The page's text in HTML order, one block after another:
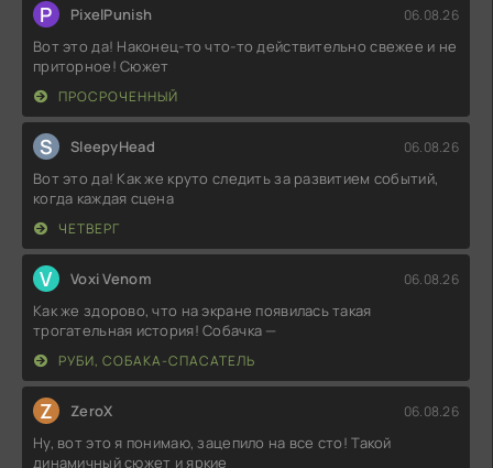
P PixelPunish 06.08.26
Вот это да! Наконец-то что-то действительно свежее и не
приторное! Сюжет
ПРОСРОЧЕННЫЙ
S SleepyHead 06.08.26
Вот это да! Как же круто следить за развитием событий,
когда каждая сцена
ЧЕТВЕРГ
V Voxi Venom 06.08.26
Как же здорово, что на экране появилась такая
трогательная история! Собачка —
РУБИ, СОБАКА-СПАСАТЕЛЬ
Z ZeroX 06.08.26
Ну, вот это я понимаю, зацепило на все сто! Такой
динамичный сюжет и яркие